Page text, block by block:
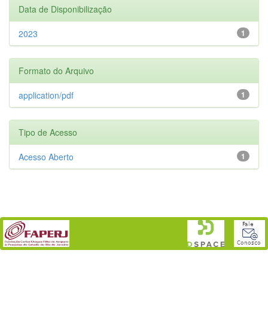
Data de Disponibilização
1
2023
Formato do Arquivo
1
application/pdf
Tipo de Acesso
1
Acesso Aberto